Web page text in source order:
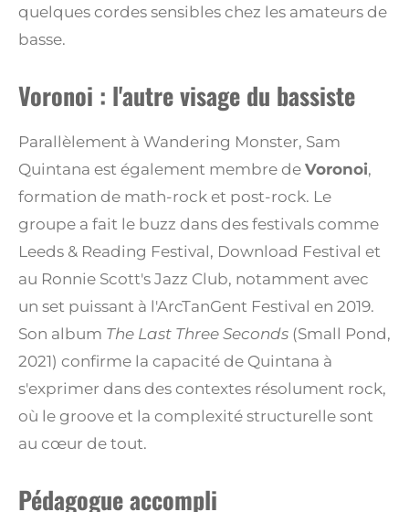
quelques cordes sensibles chez les amateurs de
basse.
Voronoi : l'autre visage du bassiste
Parallèlement à Wandering Monster, Sam
Quintana est également membre de Voronoi,
formation de math-rock et post-rock. Le
groupe a fait le buzz dans des festivals comme
Leeds & Reading Festival, Download Festival et
au Ronnie Scott's Jazz Club, notamment avec
un set puissant à l'ArcTanGent Festival en 2019.
Son album The Last Three Seconds (Small Pond,
2021) confirme la capacité de Quintana à
s'exprimer dans des contextes résolument rock,
où le groove et la complexité structurelle sont
au cœur de tout.
Pédagogue accompli